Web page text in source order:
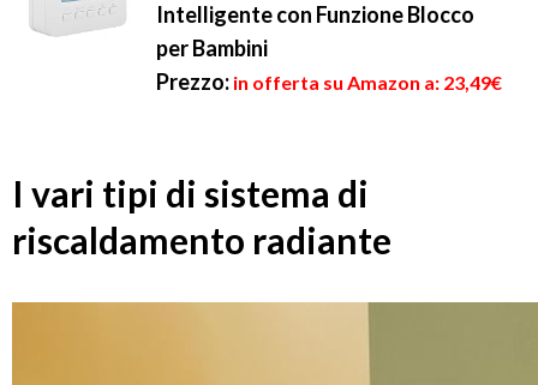
Intelligente con Funzione Blocco
per Bambini
Prezzo: in offerta su Amazon a: 23,49€
I vari tipi di sistema di
riscaldamento radiante